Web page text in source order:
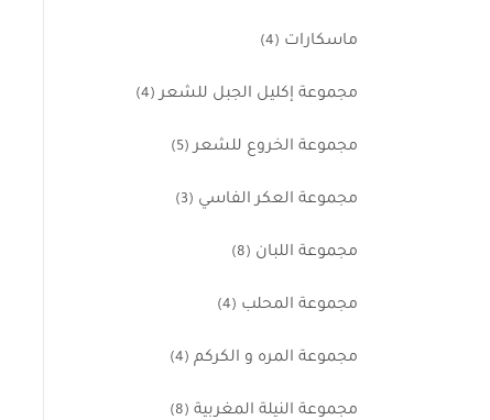
ماسكارات (4)
مجموعة إكليل الجبل للشعر (4)
مجموعة الخروع للشعر (5)
مجموعة العكر الفاسي (3)
مجموعة اللبان (8)
مجموعة المحلب (4)
مجموعة المره و الكركم (4)
مجموعة النيلة المغربية (8)